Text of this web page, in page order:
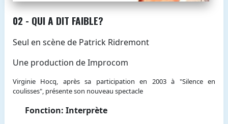
02 - QUI A DIT FAIBLE?
Seul en scène de Patrick Ridremont
Une production de Improcom
Virginie Hocq, après sa participation en 2003 à "Silence en
coulisses", présente son nouveau spectacle
Fonction: Interprète